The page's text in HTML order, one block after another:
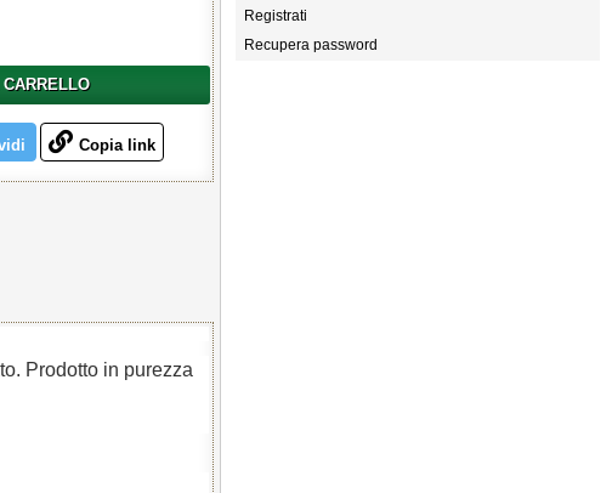
Copia link
Prodotto in purezza
Registrati
Recupera password